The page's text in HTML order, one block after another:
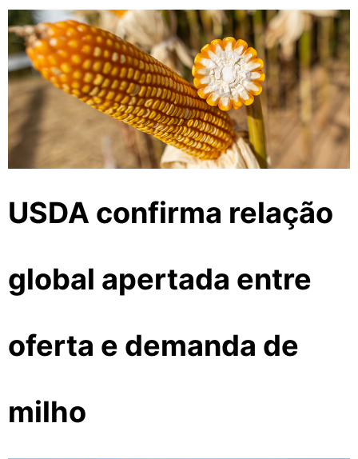
USDA confirma relação
global apertada entre
oferta e demanda de
milho